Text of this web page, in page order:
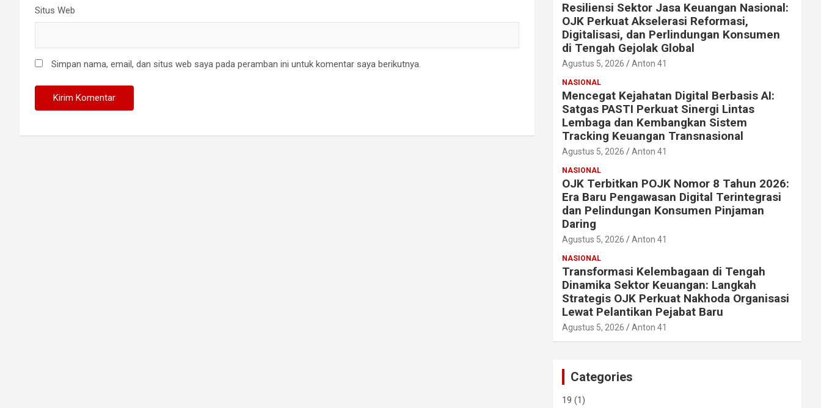
Situs Web
Simpan nama, email, dan situs web saya pada peramban ini untuk komentar saya berikutnya.
Resiliensi Sektor Jasa Keuangan Nasional:
OJK Perkuat Akselerasi Reformasi,
Digitalisasi, dan Perlindungan Konsumen
di Tengah Gejolak Global
Agustus 5, 2026 Anton 41
NASIONAL
Mencegat Kejahatan Digital Berbasis AI:
Satgas PASTI Perkuat Sinergi Lintas
Lembaga dan Kembangkan Sistem
Tracking Keuangan Transnasional
Agustus 5, 2026 Anton 41
NASIONAL
OJK Terbitkan POJK Nomor 8 Tahun 2026:
Era Baru Pengawasan Digital Terintegrasi
dan Pelindungan Konsumen Pinjaman
Daring
Agustus 5, 2026 Anton 41
NASIONAL
Transformasi Kelembagaan di Tengah
Dinamika Sektor Keuangan: Langkah
Strategis OJK Perkuat Nakhoda Organisasi
Lewat Pelantikan Pejabat Baru
Agustus 5, 2026 Anton 41
Categories
19 (1)